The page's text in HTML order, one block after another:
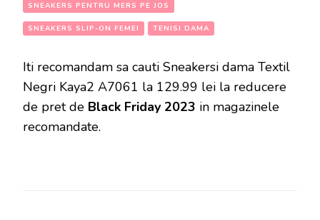
SNEAKERS PENTRU MERS PE JOS
SNEAKERS SLIP-ON FEMEI TENISI DAMA
Iti recomandam sa cauti Sneakersi dama Textil
Negri Kaya2 A7061 la 129.99 lei la reducere
de pret de Black Friday 2023 in magazinele
recomandate.